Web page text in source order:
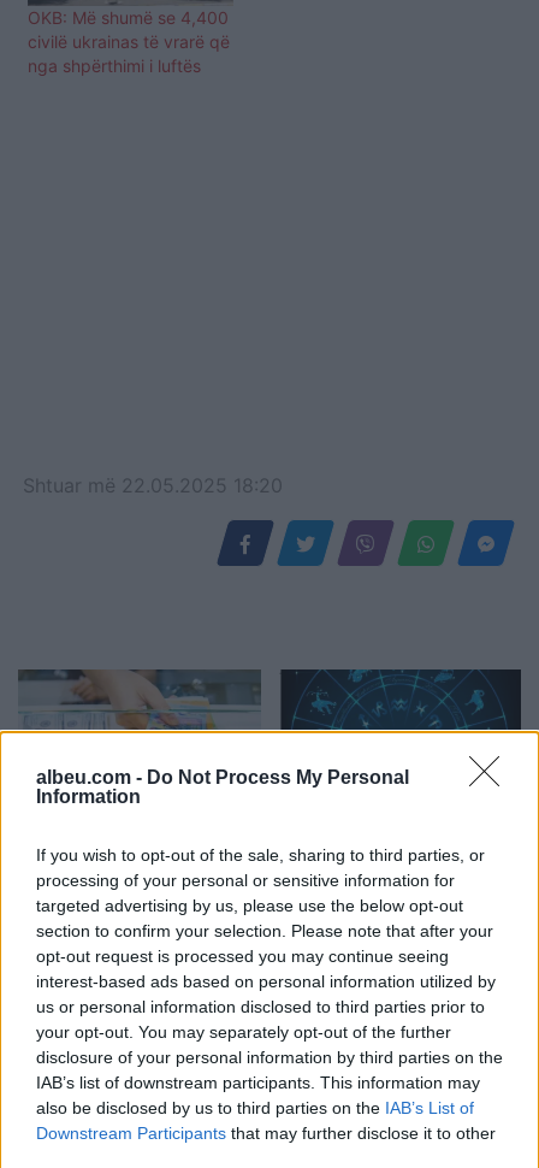
albeu.com - Do Not Process My Personal
Information
If you wish to opt-out of the sale, sharing to third parties, or
processing of your personal or sensitive information for
targeted advertising by us, please use the below opt-out
section to confirm your selection. Please note that after your
opt-out request is processed you may continue seeing
interest-based ads based on personal information utilized by
us or personal information disclosed to third parties prior to
your opt-out. You may separately opt-out of the further
disclosure of your personal information by third parties on the
IAB’s list of downstream participants. This information may
also be disclosed by us to third parties on the IAB’s List of
Downstream Participants that may further disclose it to other
OKB: Më shumë se 4,400
civilë ukrainas të vrarë që
nga shpërthimi i luftës
Shtuar më 22.05.2025 18:20
blihen e shiten dollari dhe
euro, çfarë ndodh me
monedhat e tjera
2026/ Cilat janë shenjat
që favorizohen nga fati
Zelensky rikonfirmon në
Serbi qëndrimin për
Vihet nën kontroll zjarri në
Cërrik, digjen 2 hektarë